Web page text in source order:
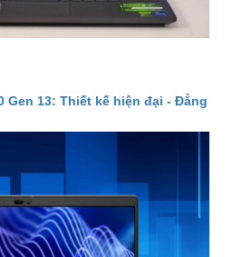
Gen 13: Thiết kế hiện đại - Đẳng